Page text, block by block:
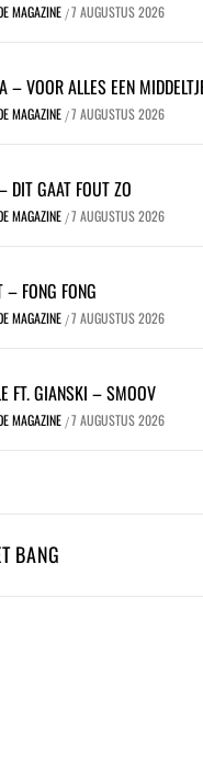
MAGAZINE /7 AUGUSTUS 2026
– VOOR ALLES EEN
MAGAZINE /7 AUGUSTUS 2026
DIT GAAT FOUT ZO
MAGAZINE /7 AUGUSTUS 2026
– FONG FONG
MAGAZINE /7 AUGUSTUS 2026
FT. GIANSKI – SMOOV
MAGAZINE /7 AUGUSTUS 2026
BANG